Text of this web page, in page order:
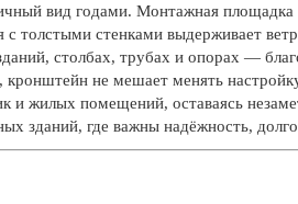
вид годами. Монтажная
с толстыми стенками выдерживает
столбах, трубах и опорах —
кронштейн не мешает менять
и жилых помещений, оставаясь
зданий, где важны надёжность,